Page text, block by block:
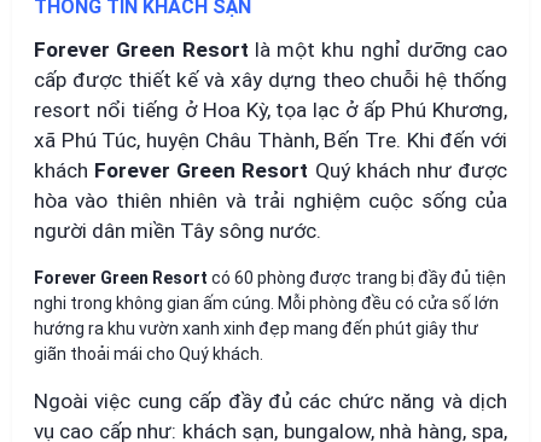
THÔNG TIN KHÁCH SẠN
Forever Green Resort là một khu nghỉ dưỡng cao
cấp được thiết kế và xây dựng theo chuỗi hệ thống
resort nổi tiếng ở Hoa Kỳ, tọa lạc ở ấp Phú Khương,
xã Phú Túc, huyện Châu Thành, Bến Tre. Khi đến với
khách Forever Green Resort Quý khách như được
hòa vào thiên nhiên và trải nghiệm cuộc sống của
người dân miền Tây sông nước.
Forever Green Resort có 60 phòng được trang bị đầy đủ tiện
nghi trong không gian ấm cúng. Mỗi phòng đều có cửa số lớn
hướng ra khu vườn xanh xinh đẹp mang đến phút giây thư
giãn thoải mái cho Quý khách.
Ngoài việc cung cấp đầy đủ các chức năng và dịch
vụ cao cấp như: khách sạn, bungalow, nhà hàng, spa,